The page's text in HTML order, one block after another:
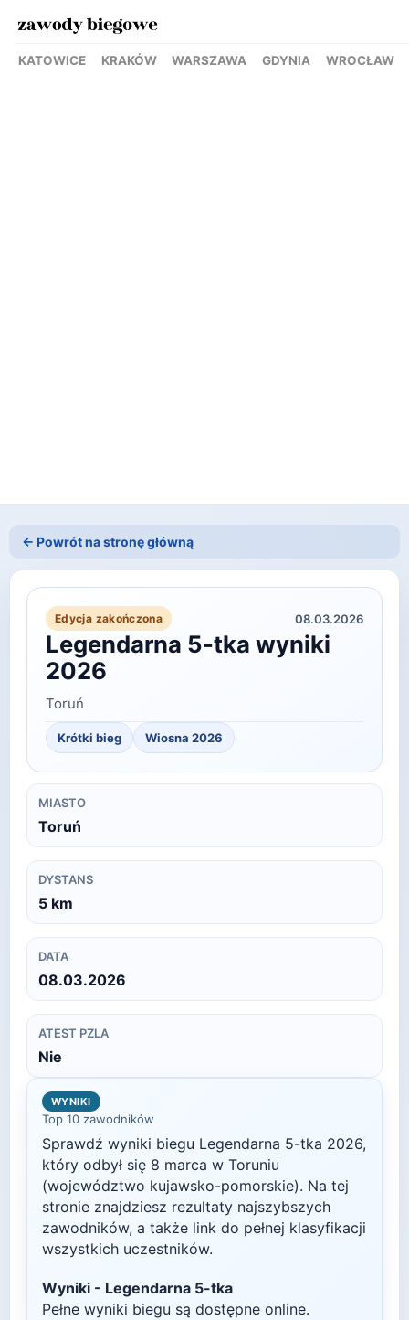
KATOWICE KRAKÓW WARSZAWA GDYNIA WROCŁAW
← Powrót na stronę główną
Edycja zakończona 08.03.2026
Legendarna 5-tka wyniki
2026
Toruń
Krótki bieg Wiosna 2026
MIASTO
Toruń
DYSTANS
5 km
DATA
08.03.2026
ATEST PZLA
Nie
WYNIKI
Top 10 zawodników
Sprawdź wyniki biegu Legendarna 5-tka 2026,
który odbył się 8 marca w Toruniu
(województwo kujawsko-pomorskie). Na tej
stronie znajdziesz rezultaty najszybszych
zawodników, a także link do pełnej klasyfikacji
wszystkich uczestników.
Wyniki - Legendarna 5-tka
Pełne wyniki biegu są dostępne online.